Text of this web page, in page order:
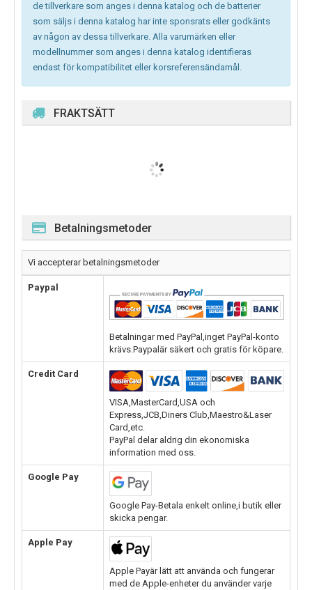
de tillverkare som anges i denna katalog och de batterier
som säljs i denna katalog har inte sponsrats eller godkänts
av någon av dessa tillverkare. Alla varumärken eller
modellnummer som anges i denna katalog identifieras
endast för kompatibilitet eller korsreferensändamål.
FRAKTSÄTT
Betalningsmetoder
Vi accepterar betalningsmetoder
Paypal
Betalningar med PayPal,inget PayPal-konto
krävs.Paypalär säkert och gratis för köpare.
Credit Card
VISA,MasterCard,USA och
Express,JCB,Diners Club,Maestro&Laser
Card,etc.
PayPal delar aldrig din ekonomiska
information med oss.
Google Pay
Google Pay-Betala enkelt online,i butik eller
skicka pengar.
Apple Pay
Apple Payär lätt att använda och fungerar
med de Apple-enheter du använder varje